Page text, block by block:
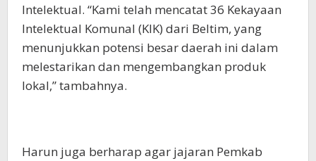
Intelektual. “Kami telah mencatat 36 Kekayaan
Intelektual Komunal (KIK) dari Beltim, yang
menunjukkan potensi besar daerah ini dalam
melestarikan dan mengembangkan produk
lokal,” tambahnya.
Harun juga berharap agar jajaran Pemkab